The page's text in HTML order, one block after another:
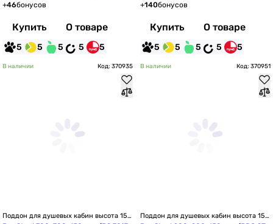
+46бонусов
Купить О товаре
5 5 5 5 5
+140бонусов
Купить О товаре
5 5 5 5 5
В наличии Код: 370935
Поддон для душевых кабин высота 15
В наличии Код: 370951
Поддон для душевых кабин высота 15